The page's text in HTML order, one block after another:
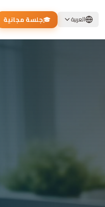
العربية 🎓جلسة مجانية